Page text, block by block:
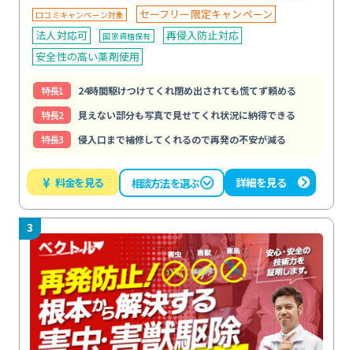
口コミキャンペーン対象
セーフリー限定キャンペーン
法人対応可
国家資格保有
再侵入防止対応
安全性の高い薬剤使用
特⻑1
24時間駆けつけてくれ閉め出されても慌てず頼める
特⻑2
見えない部分も写真で見せてくれ状況に納得できる
特⻑3
侵入口まで補修してくれるので再発の不安が減る
¥ 料金を見る 相談方法を選ぶ 詳細を見る
3